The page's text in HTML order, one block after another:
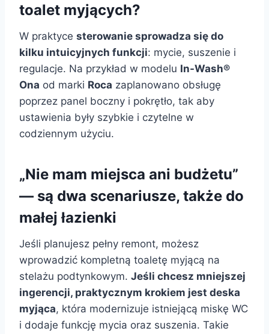
toalet myjących?
W praktyce sterowanie sprowadza się do
kilku intuicyjnych funkcji: mycie, suszenie i
regulacje. Na przykład w modelu In-Wash®
Ona od marki Roca zaplanowano obsługę
poprzez panel boczny i pokrętło, tak aby
ustawienia były szybkie i czytelne w
codziennym użyciu.
„Nie mam miejsca ani budżetu”
— są dwa scenariusze, także do
małej łazienki
Jeśli planujesz pełny remont, możesz
wprowadzić kompletną toaletę myjącą na
stelażu podtynkowym. Jeśli chcesz mniejszej
ingerencji, praktycznym krokiem jest deska
myjąca, która modernizuje istniejącą miskę WC
i dodaje funkcję mycia oraz suszenia. Takie